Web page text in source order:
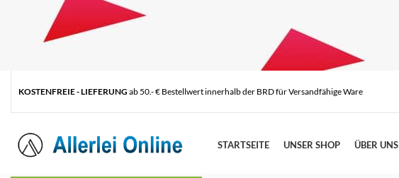
KOSTENFREIE - LIEFERUNG ab 50.- € Bestellwert innerhalb der BRD für Versandfähige Ware
STARTSEITE UNSER SHOP ÜBER UNS